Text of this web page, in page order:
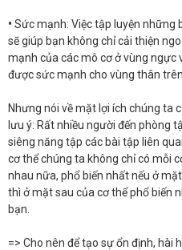
• Sức mạnh: Việc tập luyện những
sẽ giúp bạn không chỉ cải thiện
mạnh của các mô cơ ở vùng ngực
được sức mạnh cho vùng thân
Nhưng nói về mặt lợi ích chúng ta
lưu ý: Rất nhiều người đến phòng
siêng năng tập các bài tập liên
cơ thể chúng ta không chỉ có mỗi
nhau nữa, phổ biến nhất nếu ở
thì ở mặt sau của cơ thể phổ biến
bạn.
=> Cho nên để tạo sự ổn định, hài